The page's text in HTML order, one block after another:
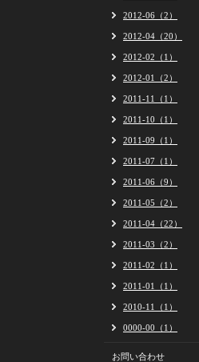
2012-06（2）
2012-04（20）
2012-02（1）
2012-01（2）
2011-11（1）
2011-10（1）
2011-09（1）
2011-07（1）
2011-06（9）
2011-05（2）
2011-04（22）
2011-03（2）
2011-02（1）
2011-01（1）
2010-11（1）
0000-00（1）
お問い合わせ